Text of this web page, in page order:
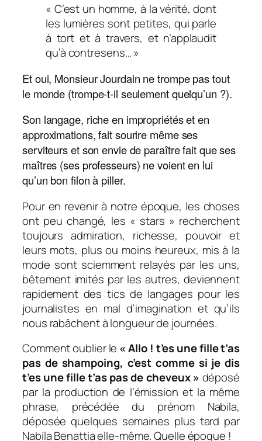
« C’est un homme, à la vérité, dont
les lumières sont petites, qui parle
à tort et à travers, et n’applaudit
qu’à contresens… »
Et oui, Monsieur Jourdain ne trompe pas tout
le monde (trompe-t-il seulement quelqu’un ?).
Son langage, riche en impropriétés et en
approximations, fait sourire même ses
serviteurs et son envie de paraître fait que ses
maîtres (ses professeurs) ne voient en lui
qu’un bon filon à piller.
Pour en revenir à notre époque, les choses
ont peu changé, les « stars » recherchent
toujours admiration, richesse, pouvoir et
leurs mots, plus ou moins heureux, mis à la
mode sont sciemment relayés par les uns,
bêtement imités par les autres, deviennent
rapidement des tics de langages pour les
journalistes en mal d’imagination et qu’ils
nous rabâchent à longueur de journées.
Comment oublier le « Allo ! t’es une fille t’as
pas de shampoing, c’est comme si je dis
t’es une fille t’as pas de cheveux » déposé
par la production de l’émission et la même
phrase, précédée du prénom Nabila,
déposée quelques semaines plus tard par
Nabila Benattia elle-même. Quelle époque !